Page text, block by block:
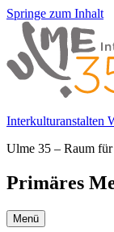
Springe zum Inhalt
Interkulturanstalten
Ulme 35 – Raum
Primäres
Menü